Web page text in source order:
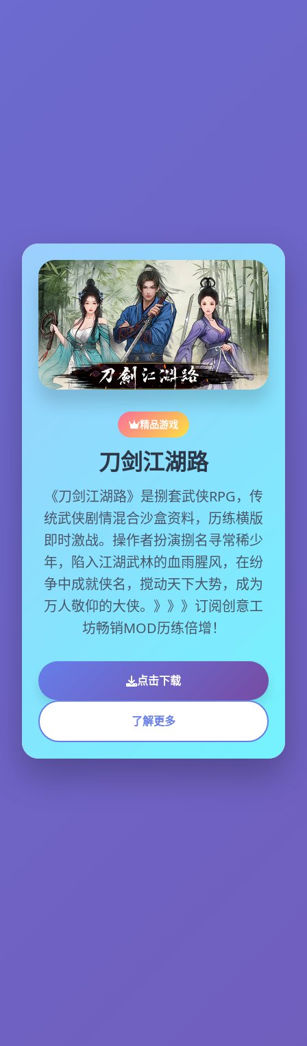
精品游戏
刀剑江湖路
《刀剑江湖路》是捌套武侠RPG，传
统武侠剧情混合沙盒资料，历练横版
即时激战。操作者扮演捌名寻常稀少
年，陷入江湖武林的血雨腥风，在纷
争中成就侠名，搅动天下大势，成为
万人敬仰的大侠。》》》订阅创意工
坊畅销MOD历练倍增！
点击下载
了解更多